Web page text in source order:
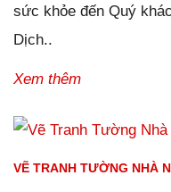
sức khỏe đến Quý
Dịch..
Xem thêm
VẼ TRANH TƯỜNG NHÀ